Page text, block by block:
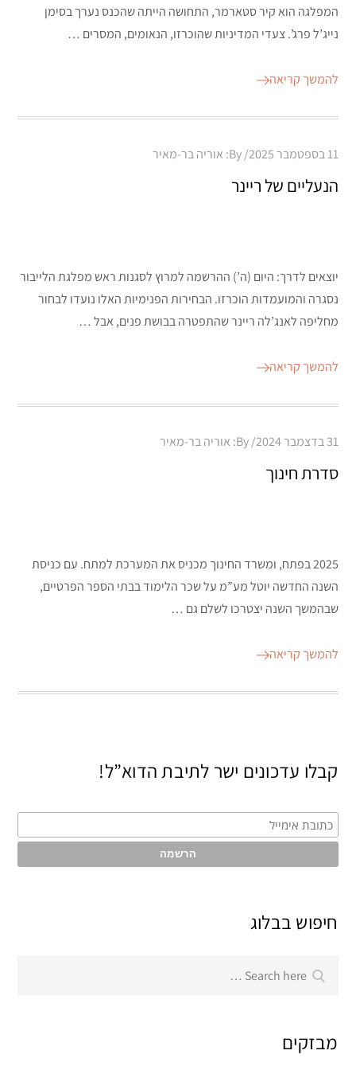
המפלגה הוא קיר סטארמר, התחושה הייתה שהכנס נערך בסימן
נייג’ל פרג’. צעדי המדיניות שהוכרזו, הנאומים, המסרים …
להמשך קריאה
Posted
11 בספטמבר 2025 By: אוריה בר-מאיר
הנעליים של ריינר
יוצאים לדרך: היום (ה’) ההרשמה למרוץ לסגנות ראש מפלגת הלייבור
נסגרה והמועמדות הוכרזו. הבחירות הפנימיות האלו נועדו לבחור
מחליפה לאנג’לה ריינר שהתפטרה בבושת פנים, אבל …
להמשך קריאה
Posted
31 בדצמבר 2024 By: אוריה בר-מאיר
סדרת חינוך
2025 בפתח, ומשרד החינוך מכניס את המערכת למתח. עם כניסת
השנה החדשה יוטל מע”מ על שכר הלימוד בבתי הספר הפרטיים,
שבהמשך השנה יצטרכו לשלם גם …
להמשך קריאה
קבלו עדכונים ישר לתיבת הדוא”ל!
חיפוש בבלוג
for:
Search
מבזקים